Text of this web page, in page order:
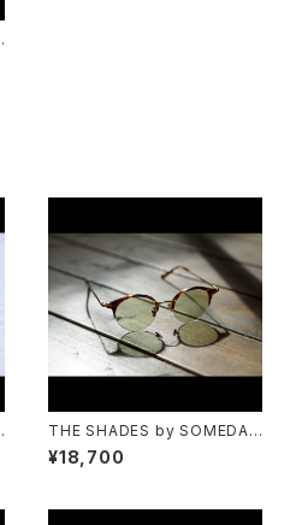
THE SHADES by SOMEDAY
S-653
¥18,700